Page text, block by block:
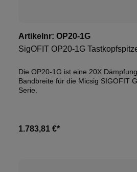
Artikelnr: OP20-1G
SigOFIT OP20-1G
Die OP20-1G ist eine 20X
Bandbreite für die Micsig SIGOFIT
Serie.
1.783,81 €*